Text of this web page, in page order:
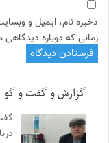
ذخیره نام، ایمیل و
زمانی که دوباره
گزارش و گفت و گو